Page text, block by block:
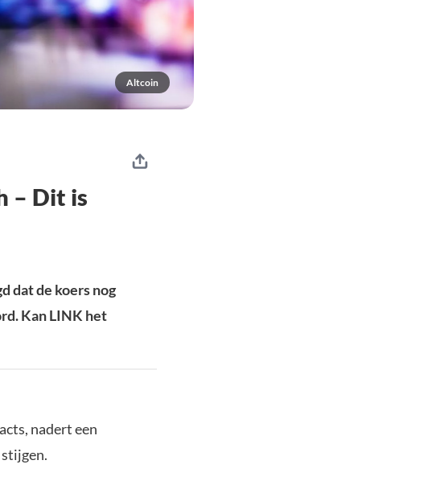
Altcoin
– Dit is
dat de koers nog
Kan LINK het
nadert een